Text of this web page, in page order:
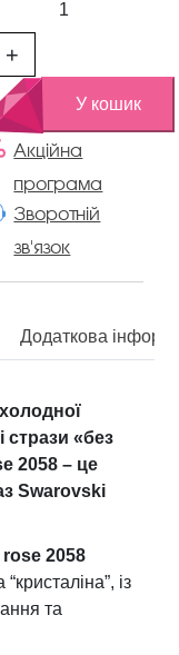
+
У кошик
Акційна
програма
Зворотній
зв'язок
Додаткова
стрази «без
2058 – це
Swarovski
2058
із
та